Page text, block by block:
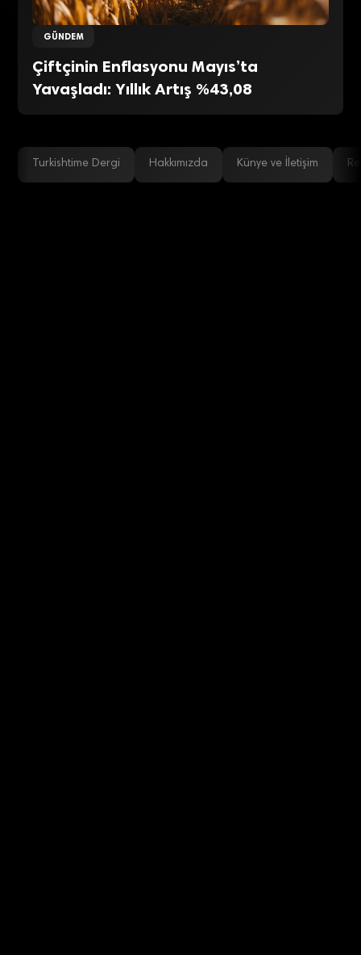
GÜNDEM
Çiftçinin Enflasyonu Mayıs’ta
Yavaşladı: Yıllık Artış %43,08
Turkishtime Dergi Hakkımızda Künye ve İletişim